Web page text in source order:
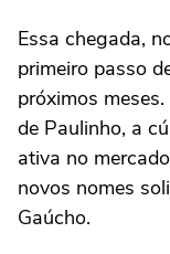
Essa chegada,
primeiro passo
próximos
de Paulinho, a
ativa no
novos nomes
Gaúcho.